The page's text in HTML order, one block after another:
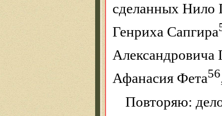
сделанных Нило
Генриха Сапгира
Александровича
Афанасия Фета56
Повторяю: